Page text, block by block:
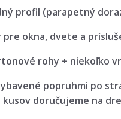
profil (parapetný
pre okna, dvete a
rohy + niekoľko
popruhmi po
kusov doručujeme na